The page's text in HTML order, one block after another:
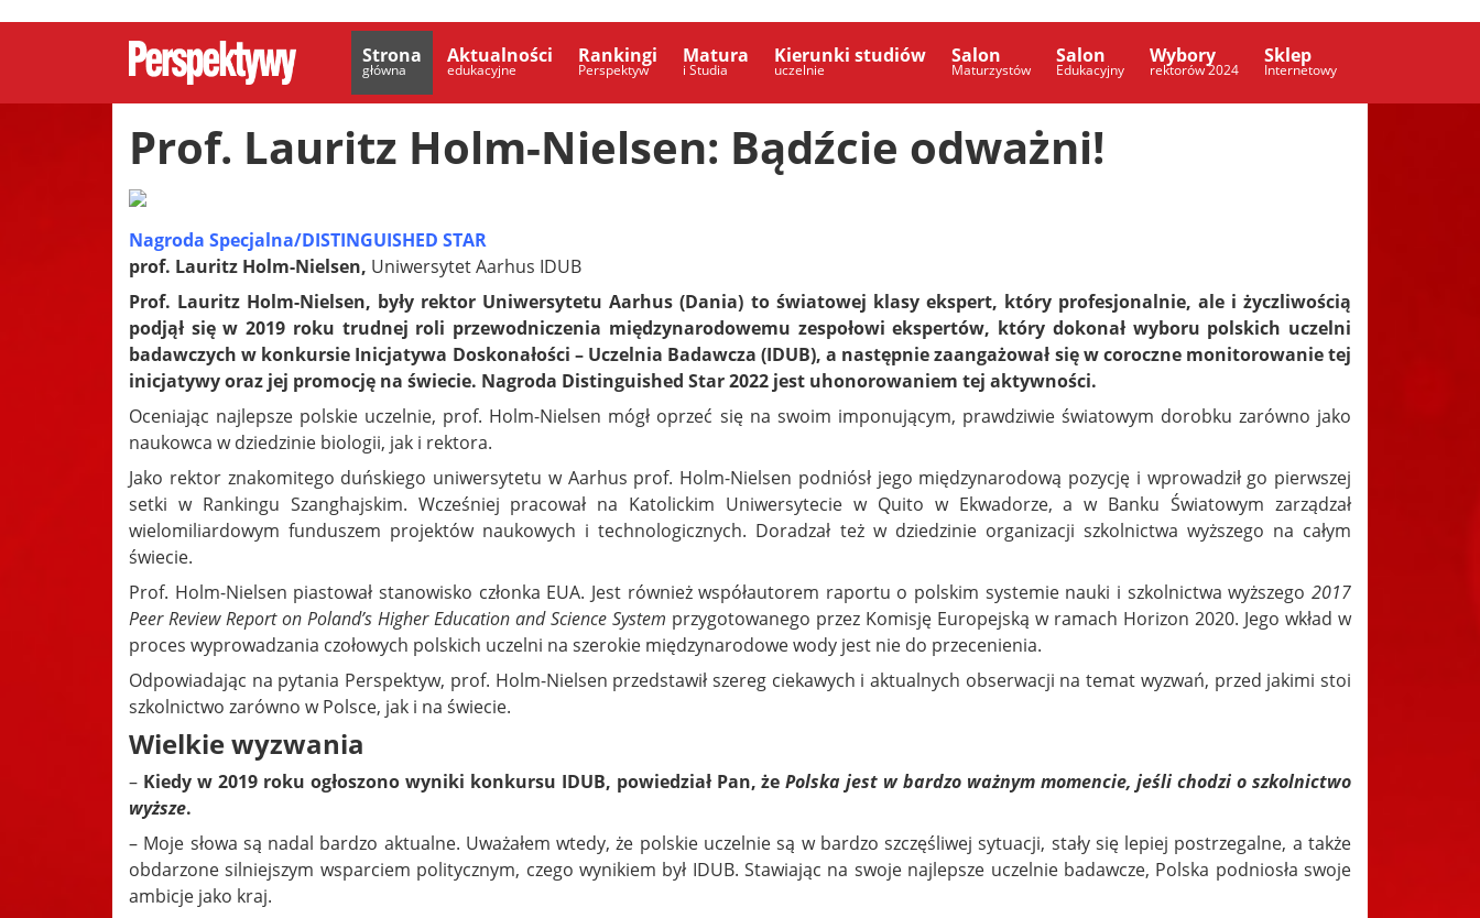
Strona
główna
Aktualności
edukacyjne
Rankingi
Perspektyw
Matura
i Studia
Kierunki studiów
uczelnie
Salon
Maturzystów
Salon
Edukacyjny
Wybory
rektorów 2024
Sklep
Internetowy
Prof. Lauritz Holm-Nielsen: Bądźcie odważni!
Nagroda Specjalna/DISTINGUISHED STAR
prof. Lauritz Holm-Nielsen, Uniwersytet Aarhus IDUB
Prof. Lauritz Holm-Nielsen, były rektor Uniwersytetu Aarhus (Dania) to światowej klasy ekspert, który profesjonalnie, ale i życzliwością
podjął się w 2019 roku trudnej roli przewodniczenia międzynarodowemu zespołowi ekspertów, który dokonał wyboru polskich uczelni
badawczych w konkursie Inicjatywa Doskonałości – Uczelnia Badawcza (IDUB), a następnie zaangażował się w coroczne monitorowanie tej
inicjatywy oraz jej promocję na świecie. Nagroda Distinguished Star 2022 jest uhonorowaniem tej aktywności.
Oceniając najlepsze polskie uczelnie, prof. Holm-Nielsen mógł oprzeć się na swoim imponującym, prawdziwie światowym dorobku zarówno jako
naukowca w dziedzinie biologii, jak i rektora.
Jako rektor znakomitego duńskiego uniwersytetu w Aarhus prof. Holm-Nielsen podniósł jego międzynarodową pozycję i wprowadził go pierwszej
setki w Rankingu Szanghajskim. Wcześniej pracował na Katolickim Uniwersytecie w Quito w Ekwadorze, a w Banku Światowym zarządzał
wielomiliardowym funduszem projektów naukowych i technologicznych. Doradzał też w dziedzinie organizacji szkolnictwa wyższego na całym
świecie.
Prof. Holm-Nielsen piastował stanowisko członka EUA. Jest również współautorem raportu o polskim systemie nauki i szkolnictwa wyższego 2017
Peer Review Report on Poland’s Higher Education and Science System przygotowanego przez Komisję Europejską w ramach Horizon 2020. Jego wkład w
proces wyprowadzania czołowych polskich uczelni na szerokie międzynarodowe wody jest nie do przecenienia.
Odpowiadając na pytania Perspektyw, prof. Holm-Nielsen przedstawił szereg ciekawych i aktualnych obserwacji na temat wyzwań, przed jakimi stoi
szkolnictwo zarówno w Polsce, jak i na świecie.
Wielkie wyzwania
– Kiedy w 2019 roku ogłoszono wyniki konkursu IDUB, powiedział Pan, żePolska jest w bardzo ważnym momencie, jeśli chodzi o szkolnictwo
wyższe.
– Moje słowa są nadal bardzo aktualne. Uważałem wtedy, że polskie uczelnie są w bardzo szczęśliwej sytuacji, stały się lepiej postrzegalne, a także
obdarzone silniejszym wsparciem politycznym, czego wynikiem był IDUB. Stawiając na swoje najlepsze uczelnie badawcze, Polska podniosła swoje
ambicje jako kraj.